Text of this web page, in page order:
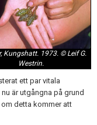
Kungshatt. 1973. © Leif G.
Westrin.
ett par vitala
är utgångna på grund
detta kommer att